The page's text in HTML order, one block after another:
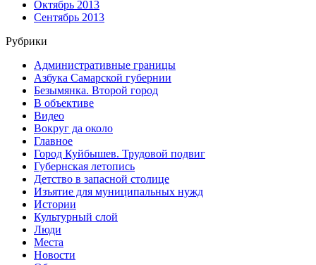
Октябрь 2013
Сентябрь 2013
Рубрики
Административные границы
Азбука Самарской губернии
Безымянка. Второй город
В объективе
Видео
Вокруг да около
Главное
Город Куйбышев. Трудовой подвиг
Губернская летопись
Детство в запасной столице
Изъятие для муниципальных нужд
Истории
Культурный слой
Люди
Места
Новости